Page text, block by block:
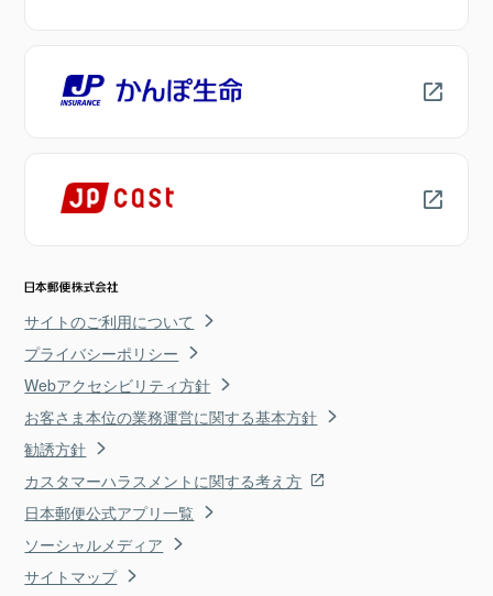
サイトのご利用について
プライバシーポリシー
Webアクセシビリティ方針
お客さま本位の業務運営に関する基本方針
勧誘方針
カスタマーハラスメントに関する考え方
日本郵便公式アプリ一覧
ソーシャルメディア
サイトマップ